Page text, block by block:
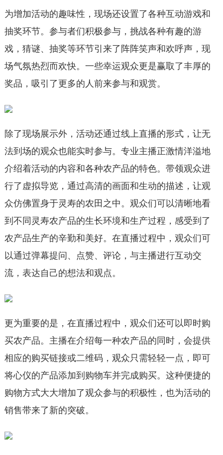
为增加活动的趣味性，现场还设置了各种互动游戏和
抽奖环节。参与者们积极参与，挑战各种有趣的游
戏，猜谜、抽奖等环节引来了阵阵笑声和欢呼声，现
场气氛热烈而欢快。一些幸运观众更是赢取了丰厚的
奖品，吸引了更多的人前来参与和观赏。
除了现场展示外，活动还通过线上直播的形式，让无
法到场的观众也能实时参与。专业主播正激情洋溢地
介绍着活动的内容和各种农产品的特色。带领观众进
行了虚拟导览，通过高清的画面和生动的描述，让观
众仿佛置身于灵寿的农田之中。观众们可以清晰地看
到不同灵寿农产品的生长环境和生产过程，感受到了
农产品生产的辛勤和美好。在直播过程中，观众们可
以通过弹幕提问、点赞、评论，与主播进行互动交
流，表达自己的想法和观点。
更为重要的是，在直播过程中，观众们还可以即时购
买农产品。主播在介绍每一种农产品的同时，会提供
相应的购买链接或二维码，观众只需轻轻一点，即可
将心仪的产品添加到购物车并完成购买。这种便捷的
购物方式大大增加了观众参与的积极性，也为活动的
销售带来了新的突破。